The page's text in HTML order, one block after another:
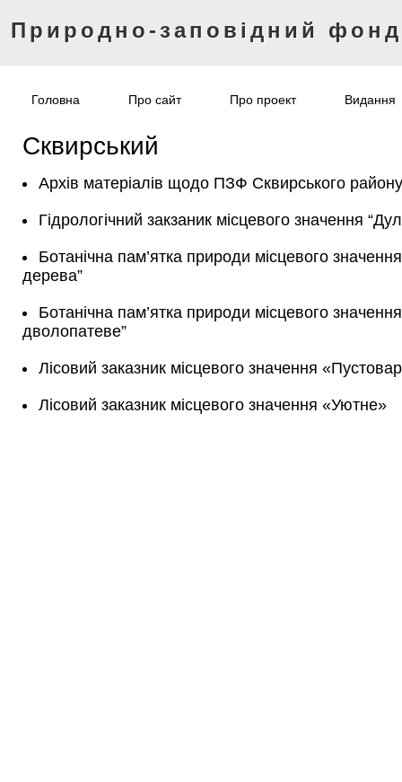
Природно-заповідний
Головна Про сайт Про проект Видання
Сквирський
Архів матеріалів щодо ПЗФ Сквирського району
Гідрологічний закзаник місцевого значення
Ботанічна пам’ятка природи місцевого
дерева”
Ботанічна пам’ятка природи місцевого значення
дволопатеве”
Лісовий заказник місцевого значення
Лісовий заказник місцевого значення «Уютне»